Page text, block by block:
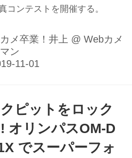
コンテストを開催する。
メ卒業！井上 @ Webカメ
ン
ピットをロック
オリンパスOM-D
でスーパーフォ